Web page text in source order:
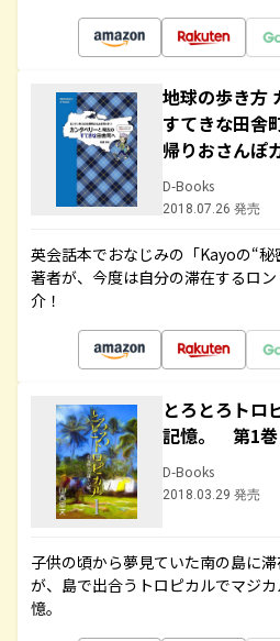
地球の歩き方
すてきな田舎
帰りおさんぽ
D-Books
2018.07.26 発売
英会話本でおなじみの「Kayoの“
著者が、今度は自分の滞在するロ
介！
とろとろト
記憶。 第1巻
D-Books
2018.03.29 発売
子供の頃から夢見ていた南の島に
が、島で出合うトロピカルでマジ
憶。